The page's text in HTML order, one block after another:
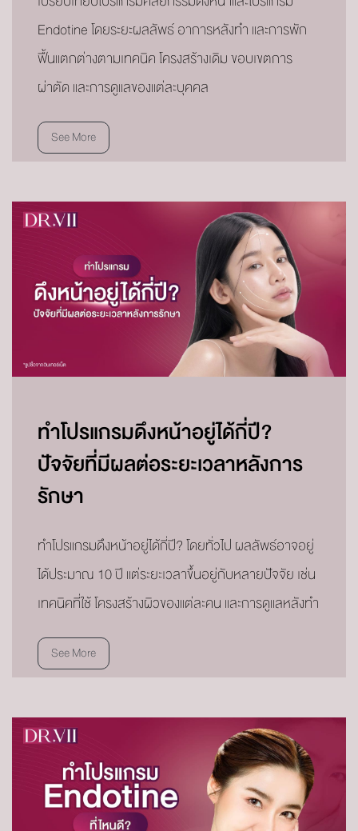
Endotine โดยระยะผลลัพธ์ อาการหลังทำ และการพัก
ฟื้นแตกต่างตามเทคนิค โครงสร้างเดิม ขอบเขตการ
ผ่าตัด และการดูแลของแต่ละบุคคล
See More
ทำโปรแกรมดึงหน้าอยู่ได้กี่ปี?
ปัจจัยที่มีผลต่อระยะเวลาหลังการ
รักษา
ทำโปรแกรมดึงหน้าอยู่ได้กี่ปี? โดยทั่วไป ผลลัพธ์อาจอยู่
ได้ประมาณ 10 ปี แต่ระยะเวลาขึ้นอยู่กับหลายปัจจัย เช่น
เทคนิคที่ใช้ โครงสร้างผิวของแต่ละคน และการดูแลหลังทำ
See More